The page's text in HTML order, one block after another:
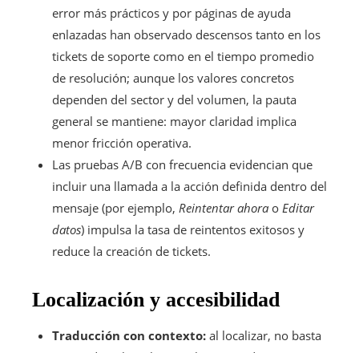
error más prácticos y por páginas de ayuda
enlazadas han observado descensos tanto en los
tickets de soporte como en el tiempo promedio
de resolución; aunque los valores concretos
dependen del sector y del volumen, la pauta
general se mantiene: mayor claridad implica
menor fricción operativa.
Las pruebas A/B con frecuencia evidencian que
incluir una llamada a la acción definida dentro del
mensaje (por ejemplo, Reintentar ahora o Editar
datos) impulsa la tasa de reintentos exitosos y
reduce la creación de tickets.
Localización y accesibilidad
Traducción con contexto: al localizar, no basta